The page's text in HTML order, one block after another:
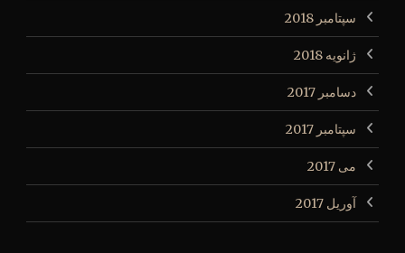
سپتامبر 2018
ژانویه 2018
دسامبر 2017
سپتامبر 2017
می 2017
آوریل 2017